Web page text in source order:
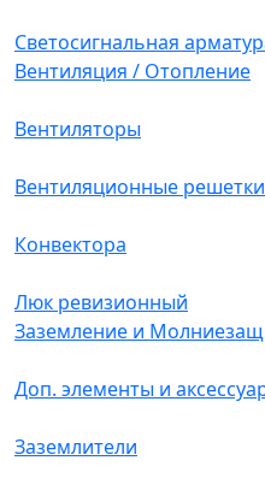
Светосигнальная
Вентиляция / Отопление
Вентиляторы
Вентиляционные решетки
Конвектора
Люк ревизионный
Заземление и
Доп. элементы и
Заземлители